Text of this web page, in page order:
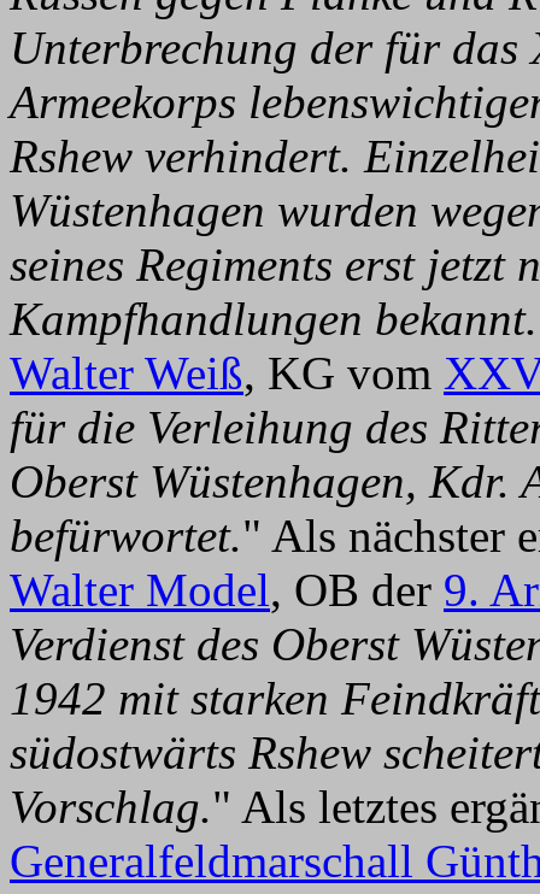
Unterbrechung der für
Armeekorps
Rshew verhindert.
Wüstenhagen wurden
seines Regiments erst jetzt
Kampfhandlungen bekannt.
Walter Weiß, KG vom
für die Verleihung des
Oberst Wüstenhagen,
befürwortet." Als nächster
Walter Model, OB der 9.
Verdienst des Oberst
1942 mit starken
südostwärts Rshew
Vorschlag." Als letztes
Generalfeldmarschall